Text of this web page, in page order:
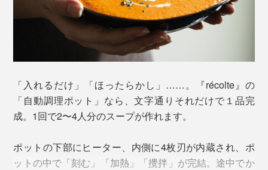
「入れるだけ」「ほったらかし」……。『récolte』の
「自動調理ポット」なら、文字通りそれだけで１品完
成。1回で2〜4人分のスープが作れます。
ポットの下部にヒーター、内側に4枚刃が内蔵され、ポ
ットの中で「刻む」「加熱」「攪拌」が完結。途中でか